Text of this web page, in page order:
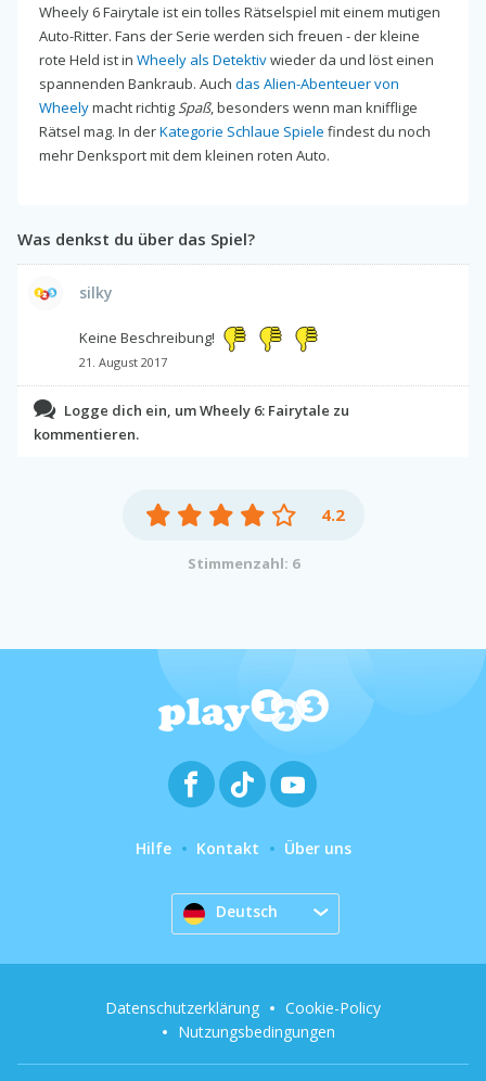
Wheely 6 Fairytale ist ein tolles Rätselspiel mit einem mutigen
Auto-Ritter. Fans der Serie werden sich freuen - der kleine
rote Held ist in Wheely als Detektivwieder da und löst einen
spannenden Bankraub. Auch das Alien-Abenteuer von
Wheelymacht richtigSpaß, besonders wenn man knifflige
Rätsel mag. In derKategorie Schlaue Spiele findest du noch
mehr Denksport mit dem kleinen roten Auto.
Was denkst du über das Spiel?
silky
Keine Beschreibung!
21. August 2017
Logge dich ein, um Wheely 6: Fairytale zu
kommentieren.
4.2
Stimmenzahl: 6
Hilfe Kontakt Über uns
Deutsch
Datenschutzerklärung
Cookie-Policy
Nutzungsbedingungen